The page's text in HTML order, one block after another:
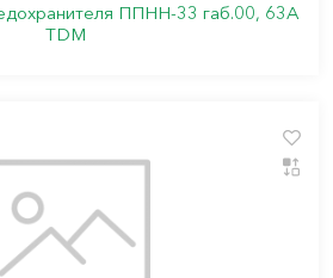
ППНН-33 габ.00, 63А
TDM